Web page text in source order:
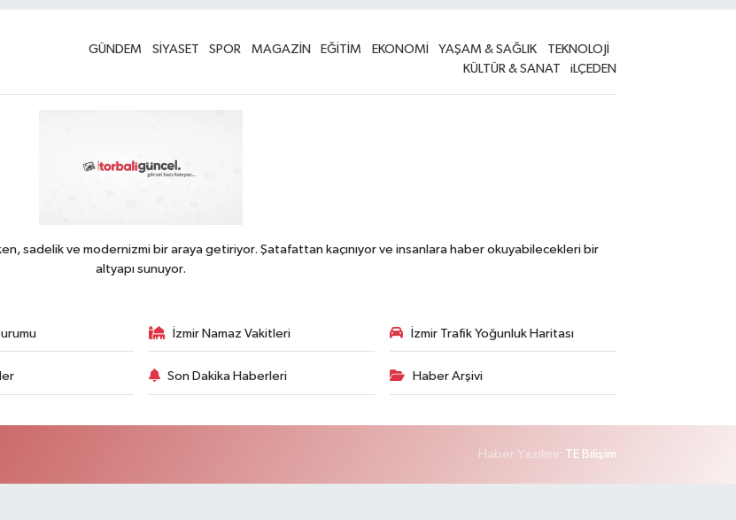
GÜNDEM SİYASET SPOR MAGAZİN EĞİTİM EKONOMİ YAŞAM & SAĞLIK
TEKNOLOJİ
KÜLTÜR & SANAT
iLÇEDEN
sadelik ve modernizmi bir araya getiriyor. Şatafattan kaçınıyor ve insanlara haber okuyabilecekleri bir
altyapı sunuyor.
İzmir Namaz Vakitleri İzmir Trafik Yoğunluk Haritası
Son Dakika Haberleri Haber Arşivi
Haber Yazılımı: TE Bilişim